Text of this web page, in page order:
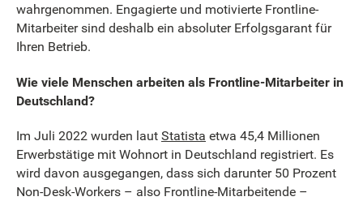
wahrgenommen. Engagierte und motivierte Frontline-
Mitarbeiter sind deshalb ein absoluter Erfolgsgarant für
Ihren Betrieb.
Wie viele Menschen arbeiten als Frontline-Mitarbeiter in
Deutschland?
Im Juli 2022 wurden laut Statista etwa 45,4 Millionen
Erwerbstätige mit Wohnort in Deutschland registriert. Es
wird davon ausgegangen, dass sich darunter 50 Prozent
Non-Desk-Workers – also Frontline-Mitarbeitende –